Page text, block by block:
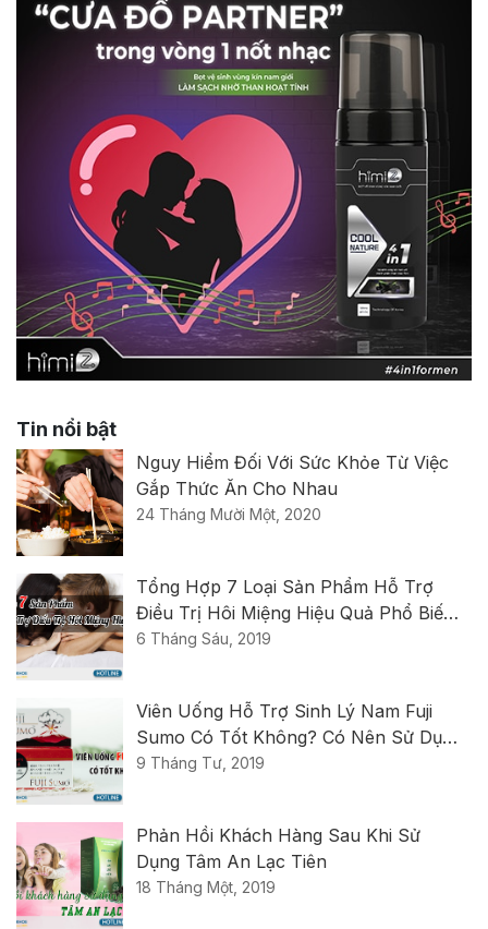
Tin nổi bật
Nguy Hiểm Đối Với Sức Khỏe Từ Việc
Gắp Thức Ăn Cho Nhau
24 Tháng Mười Một, 2020
Tổng Hợp 7 Loại Sản Phẩm Hỗ Trợ
Điều Trị Hôi Miệng Hiệu Quả Phổ Biến
Nhất Hiện Nay
6 Tháng Sáu, 2019
Viên Uống Hỗ Trợ Sinh Lý Nam Fuji
Sumo Có Tốt Không? Có Nên Sử Dụng
Không?
9 Tháng Tư, 2019
Phản Hồi Khách Hàng Sau Khi Sử
Dụng Tâm An Lạc Tiên
18 Tháng Một, 2019